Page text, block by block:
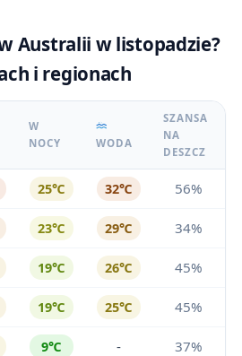
Australii w listopadzie?
i regionach
W
NOCY
WODA
SZANSA
NA
DESZCZ
25℃ 32℃ 56%
23℃ 29℃ 34%
19℃ 26℃ 45%
19℃ 25℃ 45%
9℃ - 37%